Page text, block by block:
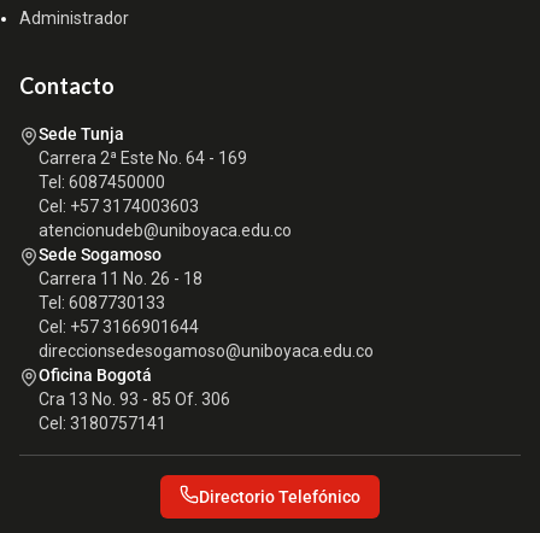
Administrador
Contacto
Sede Tunja
Carrera 2ª Este No. 64 - 169
Tel: 6087450000
Cel: +57 3174003603
atencionudeb@uniboyaca.edu.co
Sede Sogamoso
Carrera 11 No. 26 - 18
Tel: 6087730133
Cel: +57 3166901644
direccionsedesogamoso@uniboyaca.edu.co
Oficina Bogotá
Cra 13 No. 93 - 85 Of. 306
Cel: 3180757141
Directorio Telefónico